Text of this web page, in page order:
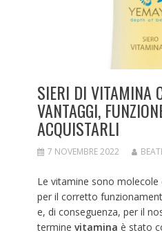
SIERI DI VITAMINA
VANTAGGI,
ACQUISTARLI
7 NOVEMBRE 2022
Le vitamine sono
per il corretto
e, di conseguenza, per il
termine vitamina è stato